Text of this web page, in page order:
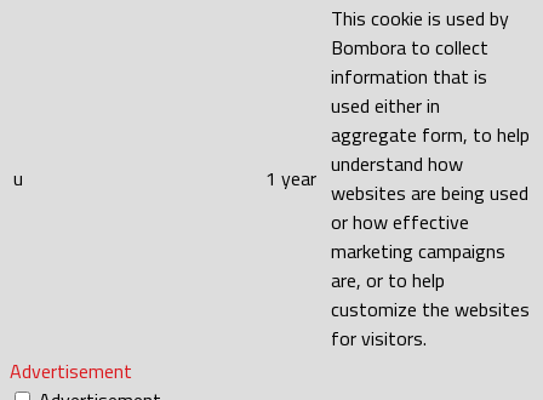
u 1 year
This cookie is used by
Bombora to collect
information that is
used either in
aggregate form, to help
understand how
websites are being used
or how effective
marketing campaigns
are, or to help
customize the websites
for visitors.
Advertisement